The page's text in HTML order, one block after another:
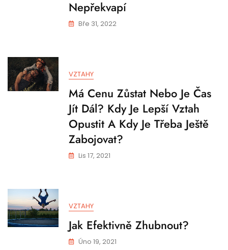
Nepřekvapí
Bře 31, 2022
VZTAHY
Má Cenu Zůstat Nebo Je Čas
Jít Dál? Kdy Je Lepší Vztah
Opustit A Kdy Je Třeba Ještě
Zabojovat?
Lis 17, 2021
VZTAHY
Jak Efektivně Zhubnout?
Úno 19, 2021